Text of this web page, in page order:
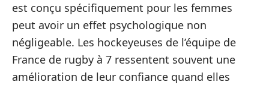
est conçu spécifiquement pour les femmes
peut avoir un effet psychologique non
négligeable. Les hockeyeuses de l’équipe de
France de rugby à 7 ressentent souvent une
amélioration de leur confiance quand elles